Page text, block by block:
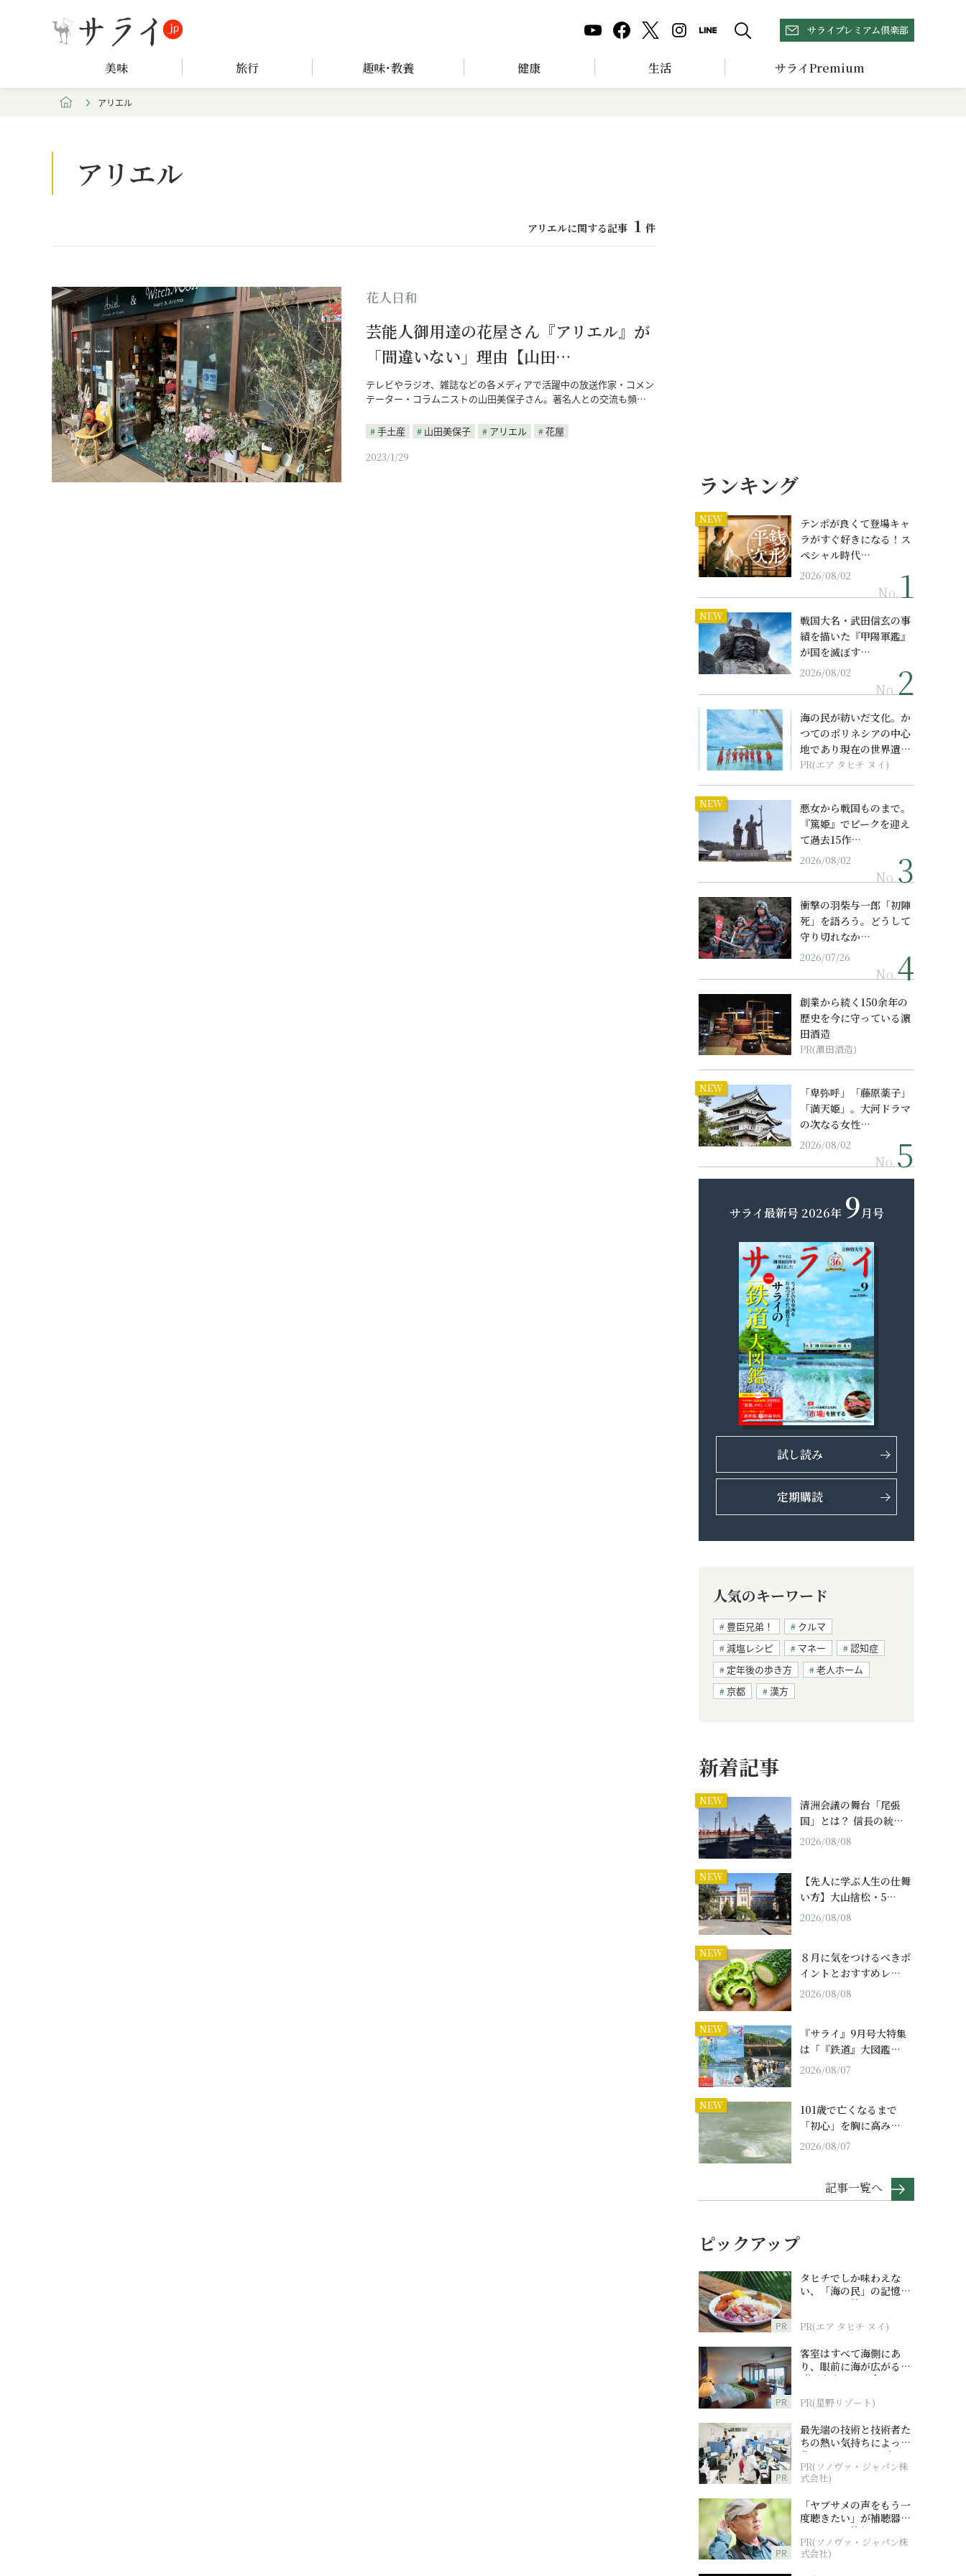
サライプレミアム倶楽部
美味 旅行 趣味･教養 健康 生活 サライPremium
アリエル
アリエル
アリエルに関する記事 1 件
花人日和
芸能人御用達の花屋さん『アリエル』が
「間違いない」理由【山田…
テレビやラジオ、雑誌などの各メディアで活躍中の放送作家・コメン
テーター・コラムニストの山田美保子さん。著名人との交流も頻…
手土産 山田美保子 アリエル
花屋
2023/1/29
ランキング
NEW
テンポが良くて登場キャ
ラがすぐ好きになる！ス
ペシャル時代…
2026/08/02
No.
NEW
戦国大名・武田信玄の事
績を描いた『甲陽軍鑑』
が国を滅ぼす…
2026/08/02
No.
海の民が紡いだ文化。か
つてのポリネシアの中心
地であり現在の世界遺産
からみえてくる...
PR(エア タヒチ ヌイ)
NEW
悪女から戦国ものまで。
『篤姫』でピークを迎え
て過去15作…
2026/08/02
No.
衝撃の羽柴与一郎「初陣
死」を語ろう。どうして
守り切れなか…
2026/07/26
No.
創業から続く150余年の
歴史を今に守っている濵
田酒造
PR(濵田酒造)
NEW
「卑弥呼」「藤原薬子」
「満天姫」。大河ドラマ
の次なる女性…
2026/08/02
No.
サライ最新号 2026年 9月号
試し読み
定期購読
人気のキーワード
豊臣兄弟！
クルマ
減塩レシピ
マネー
認知症
定年後の歩き方
老人ホーム
京都
漢方
新着記事
NEW
清洲会議の舞台「尾張
国」とは？ 信長の統…
2026/08/08
NEW
【先人に学ぶ人生の仕舞
い方】大山捨松・5…
2026/08/08
NEW
８月に気をつけるべきポ
イントとおすすめレ…
2026/08/08
NEW
『サライ』9月号大特集
は「『鉄道』大図鑑…
2026/08/07
NEW
101歳で亡くなるまで
「初心」を胸に高み…
2026/08/07
記事一覧へ
ピックアップ
PR
タヒチでしか味わえな
い、「海の民」の記憶へ
とつながる旅
PR(エア タヒチ ヌイ)
PR
客室はすべて海側にあ
り、眼前に海が広がる
『西表島ホテル by 星野
PR(星野リゾート)
PR
最先端の技術と技術者た
ちの熱い気持ちによって
作られているオーダーメ
イド補聴器
PR(ソノヴァ・ジャパン株
式会社)
PR
「ヤブサメの声をもう一
度聴きたい」が補聴器チ
ャレンジの後押しに
PR(ソノヴァ・ジャパン株
式会社)